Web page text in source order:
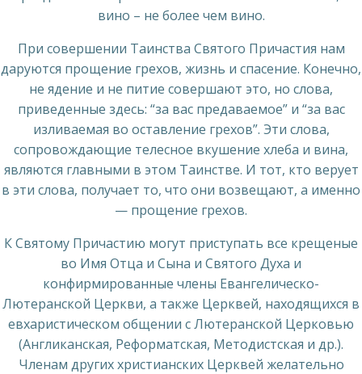
вино – не более чем вино.
При совершении Таинства Святого Причастия нам
даруются прощение грехов, жизнь и спасение. Конечно,
не ядение и не питие совершают это, но слова,
приведенные здесь: “за вас предаваемое” и “за вас
изливаемая во оставление грехов”. Эти слова,
сопровождающие телесное вкушение хлеба и вина,
являются главными в этом Таинстве. И тот, кто верует
в эти слова, получает то, что они возвещают, а именно
— прощение грехов.
К Святому Причастию могут приступать все крещеные
во Имя Отца и Сына и Святого Духа и
конфирмированные члены Евангелическо-
Лютеранской Церкви, а также Церквей, находящихся в
евхаристическом общении с Лютеранской Церковью
(Англиканская, Реформатская, Методистская и др.).
Членам других христианских Церквей желательно